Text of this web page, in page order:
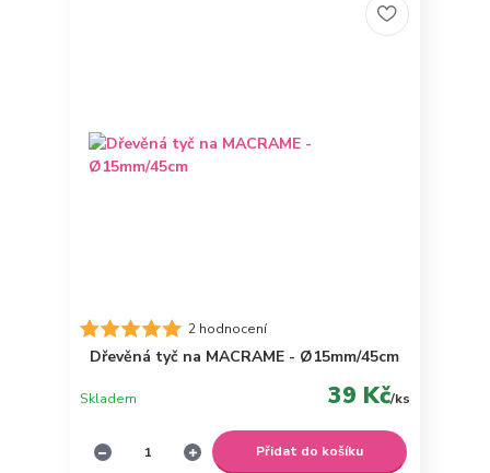
2 hodnocení
Dřevěná tyč na MACRAME - Ø15mm/45cm
39 Kč/ks
Skladem
Přidat do košíku